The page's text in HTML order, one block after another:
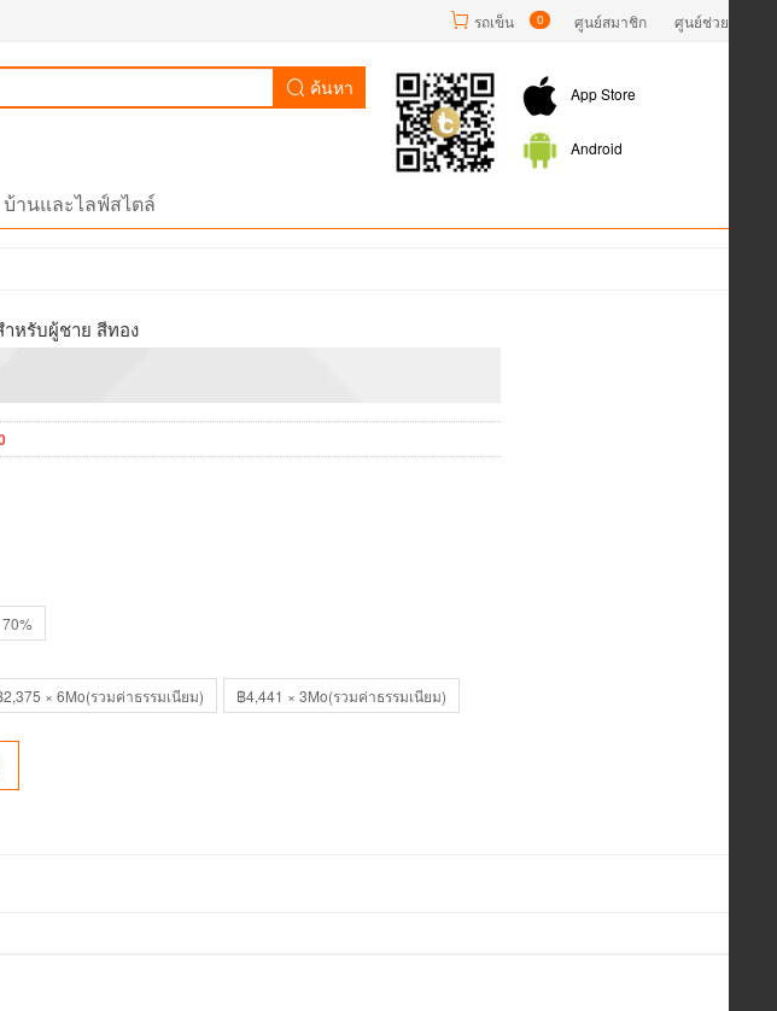
รถเข็น 0 ศูนย์สมาชิก ศูนย์ช่วยเหลือ
ค้นหา App Store
Android
บ้านและไลฟ์สไตล์
ำหรับผู้ชาย สีทอง
70%
2,375 × 6Mo(รวมค่าธรรมเนียม) ฿4,441 × 3Mo(รวมค่าธรรมเนียม)